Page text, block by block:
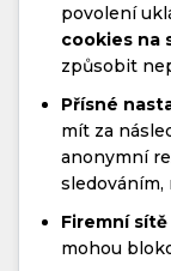
povolení
cookies na
způsobit
Přísné
mít za
anonymní
sledováním,
Firemní sítě
mohou